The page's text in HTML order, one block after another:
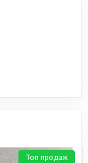
Топ продаж